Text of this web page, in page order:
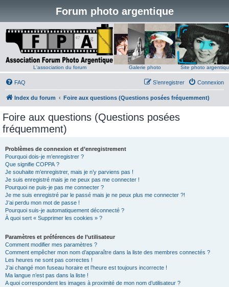
Forum photo argentique
L'association du forum Galerie photo Site photo
FAQ Connexion
S’enregistrer
Index du forum Foire aux questions (Questions posées fréquemment)
Foire aux questions (Questions posées
fréquemment)
Problèmes de connexion et d’enregistrement
Pourquoi dois-je m’enregistrer ?
Que signifie COPPA ?
Je souhaite m’enregistrer, mais je n’y parviens pas !
Je suis enregistré mais je ne peux pas me connecter !
Pourquoi ne puis-je pas me connecter ?
Je me suis enregistré par le passé mais je ne peux plus me connecter ?!
J’ai perdu mon mot de passe !
Pourquoi suis-je automatiquement déconnecté ?
À quoi sert « Supprimer les cookies » ?
Paramètres et préférences de l’utilisateur
Comment modifier mes paramètres ?
Comment empêcher mon nom d’apparaître dans la liste des membres connectés ?
Les heures ne sont pas correctes !
J’ai changé mon fuseau horaire et l’heure est toujours incorrecte !
Ma langue n’est pas dans la liste !
A quoi correspondent les images à proximité de mon nom d’utilisateur ?